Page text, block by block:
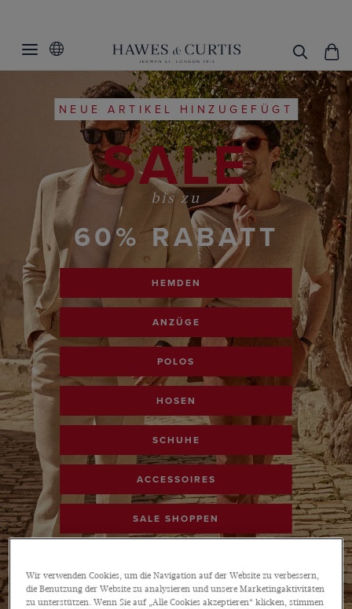
NEUE ARTIKEL HINZUGEFÜGT
SALE
bis zu
60% RABATT
HEMDEN
ANZÜGE
POLOS
HOSEN
SCHUHE
ACCESSOIRES
SALE SHOPPEN
Wir verwenden Cookies, um die Navigation auf der Website zu verbessern,
die Benutzung der Website zu analysieren und unsere Marketingaktivitäten
zu unterstützen. Wenn Sie auf „Alle Cookies akzeptieren“ klicken, stimmen